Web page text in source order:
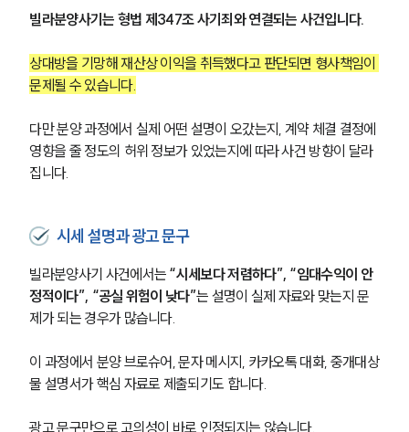
빌라분양사기는 형법 제347조 사기죄와 연결되는 사건입니다.
상대방을 기망해 재산상 이익을 취득했다고 판단되면 형사책임이
문제될 수 있습니다.
다만 분양 과정에서 실제 어떤 설명이 오갔는지, 계약 체결 결정에
영향을 줄 정도의 허위 정보가 있었는지에 따라 사건 방향이 달라
집니다.
시세 설명과 광고 문구
빌라분양사기 사건에서는 “시세보다 저렴하다”, “임대수익이 안
정적이다”, “공실 위험이 낮다”는 설명이 실제 자료와 맞는지 문
제가 되는 경우가 많습니다.
이 과정에서 분양 브로슈어, 문자 메시지, 카카오톡 대화, 중개대상
물 설명서가 핵심 자료로 제출되기도 합니다.
광고 문구만으로 고의성이 바로 인정되지는 않습니다.